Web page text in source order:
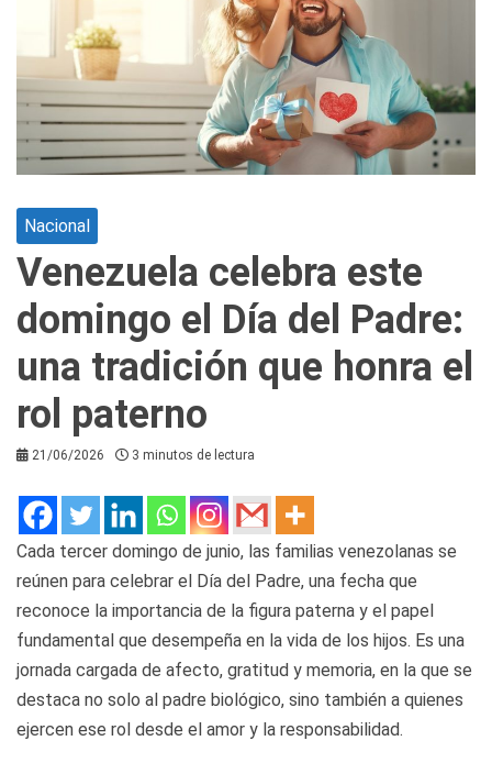
Nacional
Venezuela celebra este
domingo el Día del Padre:
una tradición que honra el
rol paterno
21/06/2026 3 minutos de lectura
Cada tercer domingo de junio, las familias venezolanas se
reúnen para celebrar el Día del Padre, una fecha que
reconoce la importancia de la figura paterna y el papel
fundamental que desempeña en la vida de los hijos. Es una
jornada cargada de afecto, gratitud y memoria, en la que se
destaca no solo al padre biológico, sino también a quienes
ejercen ese rol desde el amor y la responsabilidad.